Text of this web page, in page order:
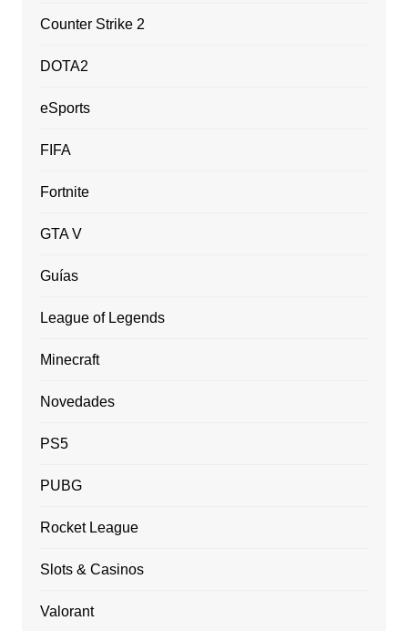
Counter Strike 2
DOTA2
eSports
FIFA
Fortnite
GTA V
Guías
League of Legends
Minecraft
Novedades
PS5
PUBG
Rocket League
Slots & Casinos
Valorant